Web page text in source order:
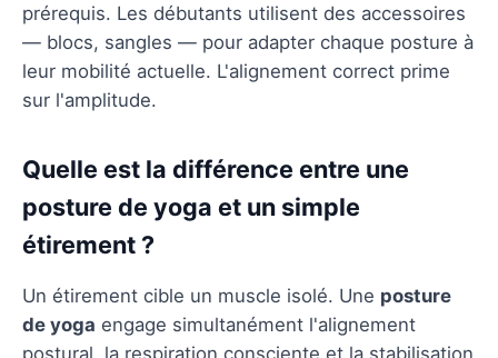
prérequis. Les débutants utilisent des accessoires
— blocs, sangles — pour adapter chaque posture à
leur mobilité actuelle. L'alignement correct prime
sur l'amplitude.
Quelle est la différence entre une
posture de yoga et un simple
étirement ?
Un étirement cible un muscle isolé. Une posture
de yoga engage simultanément l'alignement
postural, la respiration consciente et la stabilisation